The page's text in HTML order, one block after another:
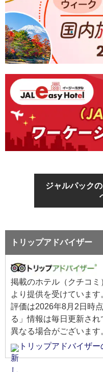
ジャルパック
トリップアドバイザー
掲載のホテル（クチコ
より提供を受けています
評価は2026年8月2日 時
る」情報は毎日更新さ
異なる場合がございます
トリップアドバイザー